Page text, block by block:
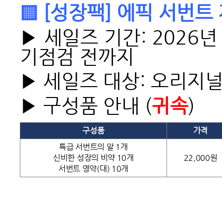
▒ [성장팩] 에픽 서번트
▶ 세일즈 기간: 2026
기점검 전까지
▶ 세일즈 대상: 오리지
▶ 구성품 안내 (귀속)
구성품
가격
특급 서번트의 알 1개
신비한 성장의 비약 10개
서번트 영약(대) 10개
22,000원